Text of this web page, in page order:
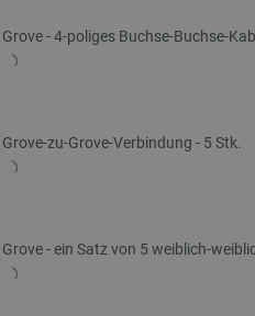
Grove - 4-poliges Buchse-Buchse-
Grove-zu-Grove-Verbindung - 5 Stk.
Grove - ein Satz von 5 weiblich-